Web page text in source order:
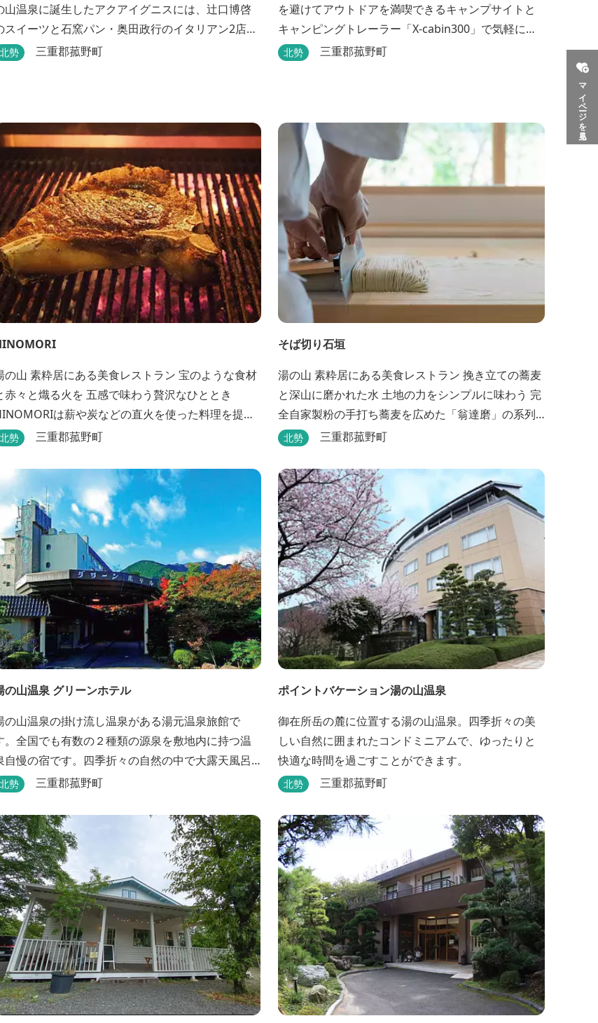
マイページを見る
山温泉に誕生したアクアイグニスには、辻󠄀口博啓
スイーツと石窯パン・奥田政行のイタリアン2店
・笠原将弘の和食・源泉100％掛け流しの温泉・宿
は、地下1,200ｍより湯口で約42℃の...
北勢 三重郡菰野町
を避けてアウトドアを満喫できるキャンプサイトと
キャンピングトレーラー「X-cabin300」で気軽に非
日常的な空間を楽しめるX-cabinトレーラーサイト、
きるキャンプリゾートです。
北勢 三重郡菰野町
山 素粋居にある美食レストラン 宝のような食材
赤々と熾る火を 五感で味わう贅沢なひととき
は薪や炭などの直火を使った料理を提供
ます。炎が消えて熾火になる瞬間の上品な香りを
でじっくりとローストしたり。炎が生み出す味わい
の繊細さと豪快さをコースでお楽しみください。料
理監修は、フランスで活躍するシェフ・手島竜司。
探...
北勢 三重郡菰野町
そば切り石垣
湯の山 素粋居にある美食レストラン 挽き立ての蕎麦
と深山に磨かれた水 土地の力をシンプルに味わう 完
全自家製粉の手打ち蕎麦を広めた「翁達磨」の系列
で、ミシュラン1つ星の「なにわ翁」で研鑽を積んだ
完全自家製粉による二八蕎麦を踏襲し、蕎麦と酒を
シンプルに楽しむ店を実現しました。国産蕎麦の香
りを存分に引き出す、湯の山温泉の天然の水の力...
北勢 三重郡菰野町
の山温泉 グリーンホテル
の山温泉の掛け流し温泉がある湯元温泉旅館で
。全国でも有数の２種類の源泉を敷地内に持つ温
自慢の宿です。四季折々の自然の中で大露天風呂
楽しめます。
北勢 三重郡菰野町
ポイントバケーション湯の山温泉
御在所岳の麓に位置する湯の山温泉。四季折々の美
しい自然に囲まれたコンドミニアムで、ゆったりと
快適な時間を過ごすことができます。
北勢 三重郡菰野町